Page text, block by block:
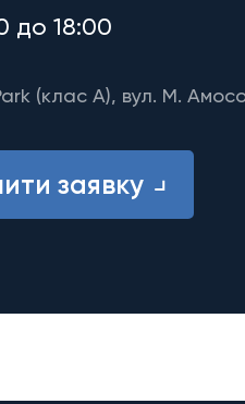
до 18:00
(клас A), вул. М.
заявку